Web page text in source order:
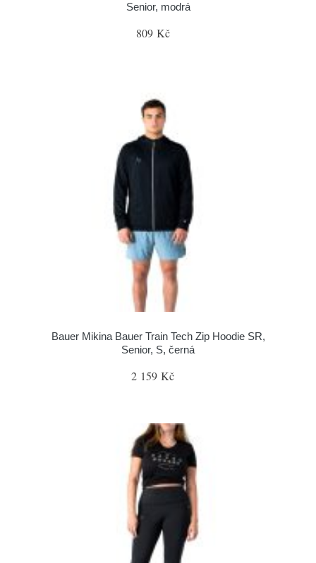
Senior, modrá
809 Kč
Bauer Mikina Bauer Train Tech Zip Hoodie SR,
Senior, S, černá
2 159 Kč